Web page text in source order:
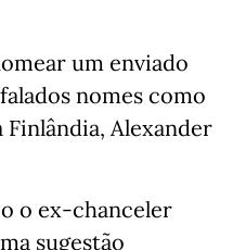
um enviado
nomes como
Alexander
o ex-chanceler
sugestão